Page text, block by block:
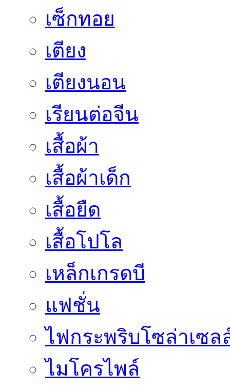
เซ็กทอย
เตียง
เตียงนอน
เรียนต่อจีน
เสื้อผ้า
เสื้อผ้าเด็ก
เสื้อยืด
เสื้อโปโล
เหล็กเกรดบี
แฟชั่น
ไฟกระพริบโซล่าเซล
ไมโครไพล์